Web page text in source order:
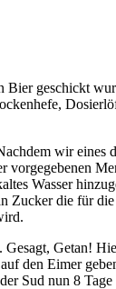
geschickt
wir
Wasser
die für
Getan!
den Eimer
nun 8